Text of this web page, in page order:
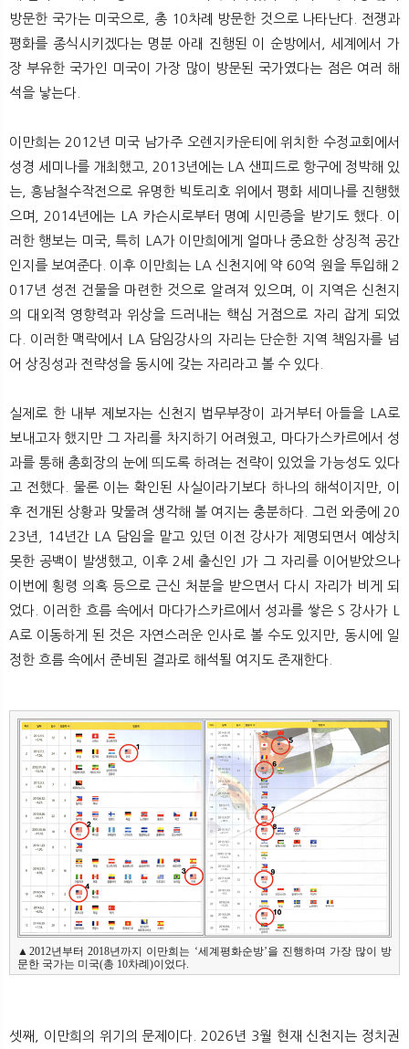
방문한 국가는 미국으로, 총 10차례 방문한 것으로 나타난다. 전쟁과
평화를 종식시키겠다는 명분 아래 진행된 이 순방에서, 세계에서 가
장 부유한 국가인 미국이 가장 많이 방문된 국가였다는 점은 여러 해
석을 낳는다.
이만희는 2012년 미국 남가주 오렌지카운티에 위치한 수정교회에서
성경 세미나를 개최했고, 2013년에는 LA 샌피드로 항구에 정박해 있
는, 흥남철수작전으로 유명한 빅토리호 위에서 평화 세미나를 진행했
으며, 2014년에는 LA 카슨시로부터 명예 시민증을 받기도 했다. 이
러한 행보는 미국, 특히 LA가 이만희에게 얼마나 중요한 상징적 공간
인지를 보여준다. 이후 이만희는 LA 신천지에 약 60억 원을 투입해 2
017년 성전 건물을 마련한 것으로 알려져 있으며, 이 지역은 신천지
의 대외적 영향력과 위상을 드러내는 핵심 거점으로 자리 잡게 되었
다. 이러한 맥락에서 LA 담임강사의 자리는 단순한 지역 책임자를 넘
어 상징성과 전략성을 동시에 갖는 자리라고 볼 수 있다.
실제로 한 내부 제보자는 신천지 법무부장이 과거부터 아들을 LA로
보내고자 했지만 그 자리를 차지하기 어려웠고, 마다가스카르에서 성
과를 통해 총회장의 눈에 띄도록 하려는 전략이 있었을 가능성도 있다
고 전했다. 물론 이는 확인된 사실이라기보다 하나의 해석이지만, 이
후 전개된 상황과 맞물려 생각해 볼 여지는 충분하다. 그런 와중에 20
23년, 14년간 LA 담임을 맡고 있던 이전 강사가 제명되면서 예상치
못한 공백이 발생했고, 이후 2세 출신인 J가 그 자리를 이어받았으나
이번에 횡령 의혹 등으로 근신 처분을 받으면서 다시 자리가 비게 되
었다. 이러한 흐름 속에서 마다가스카르에서 성과를 쌓은 S 강사가 L
A로 이동하게 된 것은 자연스러운 인사로 볼 수도 있지만, 동시에 일
정한 흐름 속에서 준비된 결과로 해석될 여지도 존재한다.
▲2012년부터 2018년까지 이만희는 ‘세계평화순방’을 진행하며 가장 많이 방
문한 국가는 미국(총 10차례)이었다.
셋째, 이만희의 위기의 문제이다. 2026년 3월 현재 신천지는 정치권